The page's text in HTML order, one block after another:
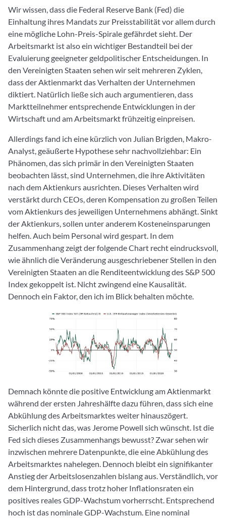
Wir wissen, dass die Federal Reserve Bank (Fed) die
Einhaltung ihres Mandats zur Preisstabilität vor allem durch
eine mögliche Lohn-Preis-Spirale gefährdet sieht. Der
Arbeitsmarkt ist also ein wichtiger Bestandteil bei der
Evaluierung geeigneter geldpolitischer Entscheidungen. In
den Vereinigten Staaten sehen wir seit mehreren Zyklen,
dass der Aktienmarkt das Verhalten der Unternehmen
diktiert. Natürlich ließe sich auch argumentieren, dass
Marktteilnehmer entsprechende Entwicklungen in der
Wirtschaft und am Arbeitsmarkt frühzeitig einpreisen.
Allerdings fand ich eine kürzlich von Julian Brigden, Makro-
Analyst, geäußerte Hypothese sehr nachvollziehbar: Ein
Phänomen, das sich primär in den Vereinigten Staaten
beobachten lässt, sind Unternehmen, die ihre Aktivitäten
nach dem Aktienkurs ausrichten. Dieses Verhalten wird
verstärkt durch CEOs, deren Kompensation zu großen Teilen
vom Aktienkurs des jeweiligen Unternehmens abhängt. Sinkt
der Aktienkurs, sollen unter anderem Kosteneinsparungen
helfen. Auch beim Personal wird gespart. In dem
Zusammenhang zeigt der folgende Chart recht eindrucksvoll,
wie ähnlich die Veränderung ausgeschriebener Stellen in den
Vereinigten Staaten an die Renditeentwicklung des S&P 500
Index gekoppelt ist. Nicht zwingend eine Kausalität.
Dennoch ein Faktor, den ich im Blick behalten möchte.
Demnach könnte die positive Entwicklung am Aktienmarkt
während der ersten Jahreshälfte dazu führen, dass sich eine
Abkühlung des Arbeitsmarktes weiter hinauszögert.
Sicherlich nicht das, was Jerome Powell sich wünscht. Ist die
Fed sich dieses Zusammenhangs bewusst? Zwar sehen wir
inzwischen mehrere Datenpunkte, die eine Abkühlung des
Arbeitsmarktes nahelegen. Dennoch bleibt ein signifikanter
Anstieg der Arbeitslosenzahlen bislang aus. Verständlich, vor
dem Hintergrund, dass trotz hoher Inflationsraten ein
positives reales GDP-Wachstum vorherrscht. Entsprechend
hoch ist das nominale GDP-Wachstum. Eine nominal